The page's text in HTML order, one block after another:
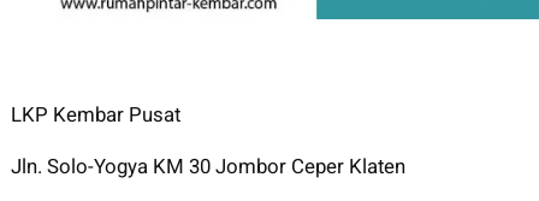
LKP Kembar Pusat
Jln. Solo-Yogya KM 30 Jombor Ceper Klaten